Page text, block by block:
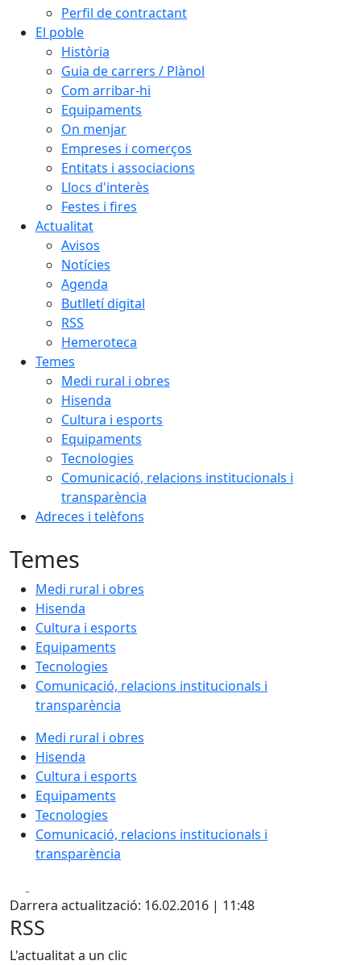
Perfil de contractant
El poble
Història
Guia de carrers / Plànol
Com arribar-hi
Equipaments
On menjar
Empreses i comerços
Entitats i associacions
Llocs d'interès
Festes i fires
Actualitat
Avisos
Notícies
Agenda
Butlletí digital
RSS
Hemeroteca
Temes
Medi rural i obres
Hisenda
Cultura i esports
Equipaments
Tecnologies
Comunicació, relacions institucionals i
transparència
Adreces i telèfons
Temes
Medi rural i obres
Hisenda
Cultura i esports
Equipaments
Tecnologies
Comunicació, relacions institucionals i
transparència
Medi rural i obres
Hisenda
Cultura i esports
Equipaments
Tecnologies
Comunicació, relacions institucionals i
transparència
Darrera actualització: 16.02.2016 | 11:48
RSS
L'actualitat a un clic